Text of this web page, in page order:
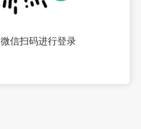
微信扫码进行登录